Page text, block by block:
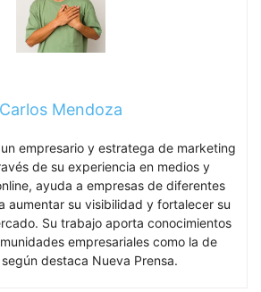
Carlos Mendoza
empresario y estratega de marketing
de su experiencia en medios y
ayuda a empresas de diferentes
aumentar su visibilidad y fortalecer su
Su trabajo aporta conocimientos
empresariales como la de
destaca Nueva Prensa.